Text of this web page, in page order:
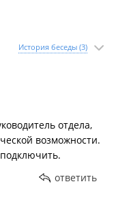
История беседы (3)
отдела,
возможности.
ответить